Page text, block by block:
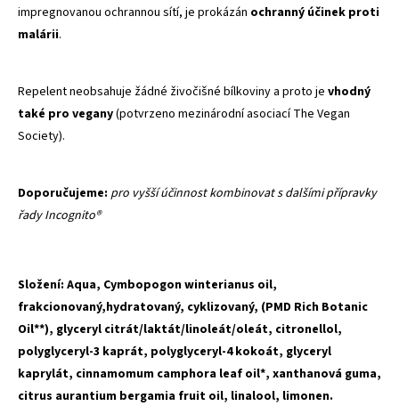
impregnovanou ochrannou sítí, je prokázán ochranný účinek proti
malárii.
Repelent neobsahuje žádné živočišné bílkoviny a proto je vhodný
také pro vegany(potvrzeno mezinárodní asociací The Vegan
Society).
Doporučujeme: pro vyšší účinnost kombinovat s dalšími přípravky
řady Incognito®
Složení: Aqua, Cymbopogon winterianus oil,
frakcionovaný,hydratovaný, cyklizovaný, (PMD Rich Botanic
Oil**), glyceryl citrát/laktát/linoleát/oleát, citronellol,
polyglyceryl-3 kaprát, polyglyceryl-4 kokoát, glyceryl
kaprylát, cinnamomum camphora leaf oil*, xanthanová guma,
citrus aurantium bergamia fruit oil, linalool, limonen.